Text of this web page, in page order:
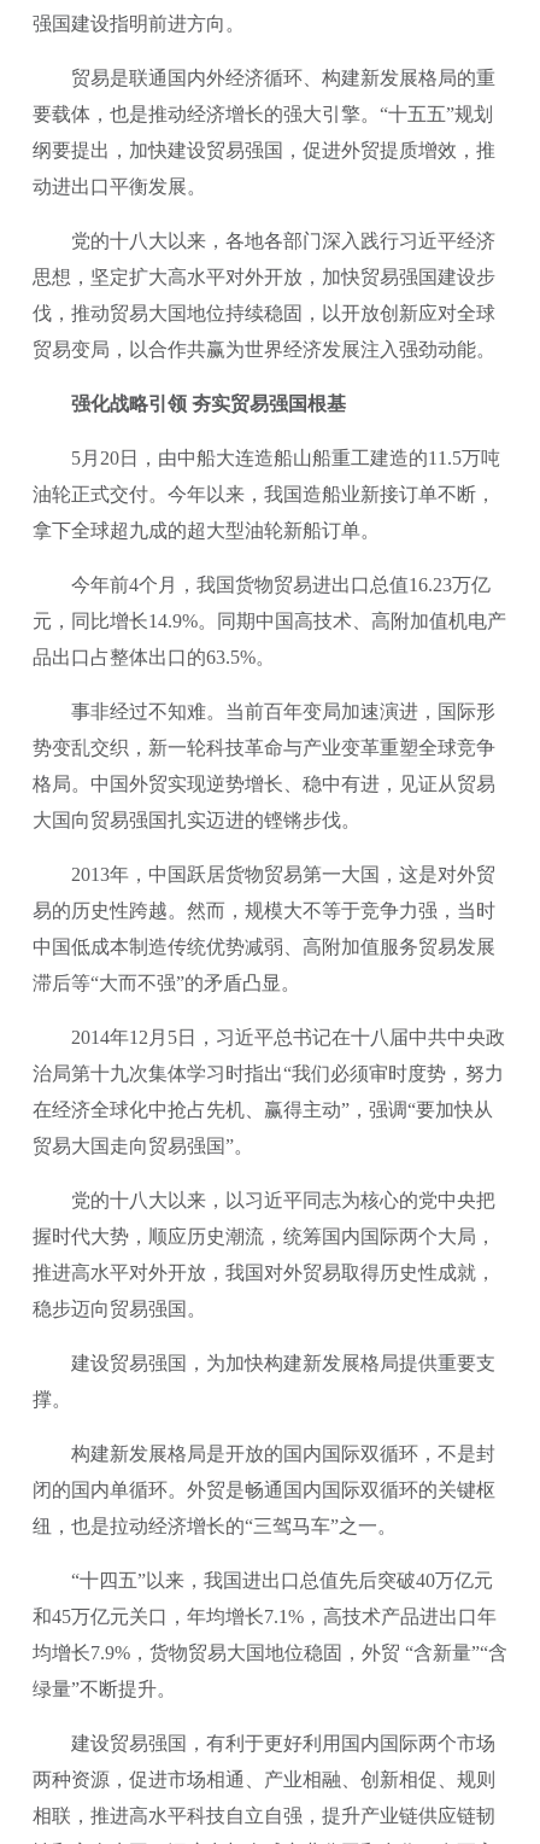
强国建设指明前进方向。
贸易是联通国内外经济循环、构建新发展格局的重
要载体，也是推动经济增长的强大引擎。“十五五”规划
纲要提出，加快建设贸易强国，促进外贸提质增效，推
动进出口平衡发展。
党的十八大以来，各地各部门深入践行习近平经济
思想，坚定扩大高水平对外开放，加快贸易强国建设步
伐，推动贸易大国地位持续稳固，以开放创新应对全球
贸易变局，以合作共赢为世界经济发展注入强劲动能。
强化战略引领 夯实贸易强国根基
5月20日，由中船大连造船山船重工建造的11.5万吨
油轮正式交付。今年以来，我国造船业新接订单不断，
拿下全球超九成的超大型油轮新船订单。
今年前4个月，我国货物贸易进出口总值16.23万亿
元，同比增长14.9%。同期中国高技术、高附加值机电产
品出口占整体出口的63.5%。
事非经过不知难。当前百年变局加速演进，国际形
势变乱交织，新一轮科技革命与产业变革重塑全球竞争
格局。中国外贸实现逆势增长、稳中有进，见证从贸易
大国向贸易强国扎实迈进的铿锵步伐。
2013年，中国跃居货物贸易第一大国，这是对外贸
易的历史性跨越。然而，规模大不等于竞争力强，当时
中国低成本制造传统优势减弱、高附加值服务贸易发展
滞后等“大而不强”的矛盾凸显。
2014年12月5日，习近平总书记在十八届中共中央政
治局第十九次集体学习时指出“我们必须审时度势，努力
在经济全球化中抢占先机、赢得主动”，强调“要加快从
贸易大国走向贸易强国”。
党的十八大以来，以习近平同志为核心的党中央把
握时代大势，顺应历史潮流，统筹国内国际两个大局，
推进高水平对外开放，我国对外贸易取得历史性成就，
稳步迈向贸易强国。
建设贸易强国，为加快构建新发展格局提供重要支
撑。
构建新发展格局是开放的国内国际双循环，不是封
闭的国内单循环。外贸是畅通国内国际双循环的关键枢
纽，也是拉动经济增长的“三驾马车”之一。
“十四五”以来，我国进出口总值先后突破40万亿元
和45万亿元关口，年均增长7.1%，高技术产品进出口年
均增长7.9%，货物贸易大国地位稳固，外贸 “含新量”“含
绿量”不断提升。
建设贸易强国，有利于更好利用国内国际两个市场
两种资源，促进市场相通、产业相融、创新相促、规则
相联，推进高水平科技自立自强，提升产业链供应链韧